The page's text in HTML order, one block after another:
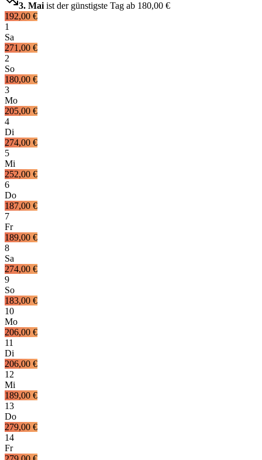
3. Mai ist der günstigste Tag ab 180,00 €
192,00 €
1
Sa
271,00 €
2
So
180,00 €
3
Mo
205,00 €
4
Di
274,00 €
5
Mi
252,00 €
6
Do
187,00 €
7
Fr
189,00 €
8
Sa
274,00 €
9
So
183,00 €
10
Mo
206,00 €
11
Di
206,00 €
12
Mi
189,00 €
13
Do
279,00 €
14
Fr